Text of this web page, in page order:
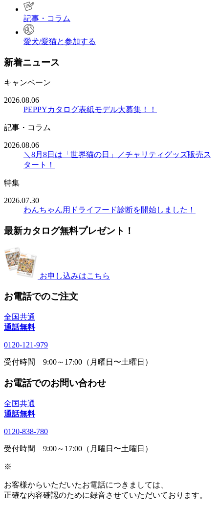
記事・コラム
愛犬/愛猫と参加する
新着ニュース
キャンペーン
2026.08.06
PEPPYカタログ表紙モデル大募集！！
記事・コラム
2026.08.06
＼8月8日は「世界猫の日」／チャリティグッズ販売ス
タート！
特集
2026.07.30
わんちゃん用ドライフード診断を開始しました！
最新カタログ無料プレゼント！
お申し込みはこちら
お電話でのご注文
全国共通
通話無料
0120-121-979
受付時間 9:00～17:00（月曜日〜土曜日）
お電話でのお問い合わせ
全国共通
通話無料
0120-838-780
受付時間 9:00～17:00（月曜日〜土曜日）
※
お客様からいただいたお電話につきましては、
正確な内容確認のために録音させていただいております。